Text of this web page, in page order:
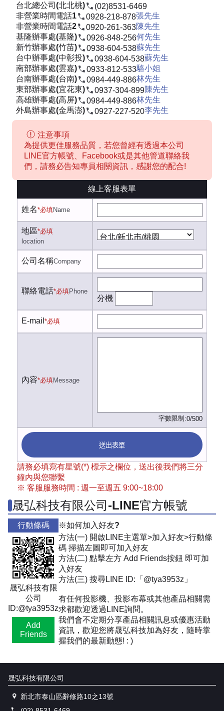
台北總公司(北北桃)
(02)8531-6469
非營業時間電話1
0928-218-878張先生
非營業時間電話2
0920-261-363陳先生
基隆辦事處(基隆)
0926-848-256何先生
新竹辦事處(竹苗)
0938-604-538蘇先生
台中辦事處(中彰投)
0938-604-538蘇先生
南部辦事處(雲嘉)
0933-812-533駱小姐
台南辦事處(台南)
0984-449-886林先生
東部辦事處(宜花東)
0937-304-899陳先生
高雄辦事處(高屏)
0984-449-886林先生
外島辦事處(金馬澎)
0927-227-520李先生
注意事項
為提供更佳服務品質，若您曾經有透過本公司
LINE官方帳號、Facebook或是其他管道聯絡我
們，請務必告知專員相關資訊，感謝您的配合!
線上客服表單
姓名*必填Name
地區*必填
location
公司名稱Company
聯絡電話*必填Phone
分機
E-mail *必填
內容*必填Message
字數限制:0/500
送出表單
請務必填寫有星號(*) 標示之欄位，送出後我們將三分
鐘內與您聯繫
※ 客服服務時間 : 週一至週五 9:00~18:00
晟弘科技有限公司-LINE官方帳號
行動條碼
晟弘科技有限
公司
ID:@tya3953z
Add
Friends
※如何加入好友?
方法(一) 開啟LINE主選單>加入好友>行動條
碼 掃描左圖即可加入好友
方法(二) 點擊左方 Add Friends按鈕 即可加
入好友
方法(三) 搜尋LINE ID:「@tya3953z」
有任何投影機、投影布幕或其他產品相關需
求都歡迎透過LINE詢問。
我們會不定期分享產品相關訊息或優惠活動
資訊，歡迎您將晟弘科技加為好友，隨時掌
握我們的最新動態! : )
晟弘科技有限公司
新北市泰山區辭修路10之13號